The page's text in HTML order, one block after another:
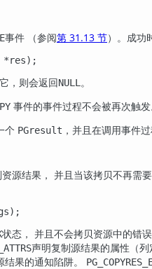
事件 （参阅第 31.13 节）。成功
*res);
，则会返回NULL 。
事件的事件过程不会被再次触发
个 PGresult ，并且在调用事件
源结果， 并且当该拷贝不再需
状态， 并且不会拷贝资源中的错
声明复制源结果的属性（列
结果的通知陷阱。